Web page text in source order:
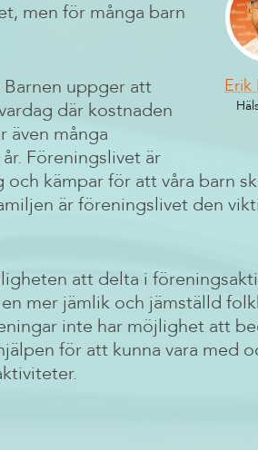
Erik
men för många barn
Barnen uppger att
där kostnaden
även många
Föreningslivet är
kämpar för att våra barn
är föreningslivet den
att delta i
mer jämlik och jämställd
inte har möjlighet att
för att kunna vara med